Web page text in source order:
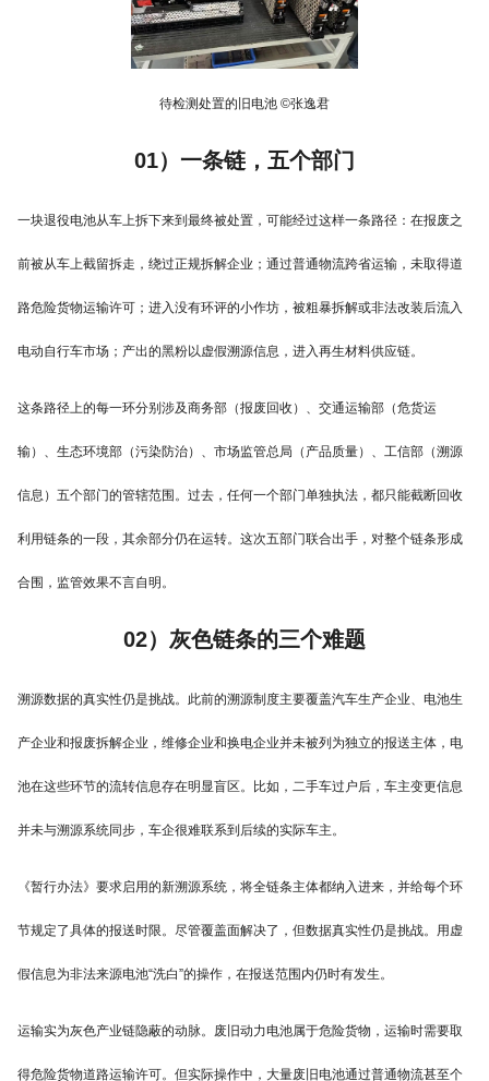
待检测处置的旧电池 ©️张逸君
01）一条链，五个部门
一块退役电池从车上拆下来到最终被处置，可能经过这样一条路径：在报废之
前被从车上截留拆走，绕过正规拆解企业；通过普通物流跨省运输，未取得道
路危险货物运输许可；进入没有环评的小作坊，被粗暴拆解或非法改装后流入
电动自行车市场；产出的黑粉以虚假溯源信息，进入再生材料供应链。
这条路径上的每一环分别涉及商务部（报废回收）、交通运输部（危货运
输）、生态环境部（污染防治）、市场监管总局（产品质量）、工信部（溯源
信息）五个部门的管辖范围。过去，任何一个部门单独执法，都只能截断回收
利用链条的一段，其余部分仍在运转。这次五部门联合出手，对整个链条形成
合围，监管效果不言自明。
02）灰色链条的三个难题
溯源数据的真实性仍是挑战。此前的溯源制度主要覆盖汽车生产企业、电池生
产企业和报废拆解企业，维修企业和换电企业并未被列为独立的报送主体，电
池在这些环节的流转信息存在明显盲区。比如，二手车过户后，车主变更信息
并未与溯源系统同步，车企很难联系到后续的实际车主。
《暂行办法》要求启用的新溯源系统，将全链条主体都纳入进来，并给每个环
节规定了具体的报送时限。尽管覆盖面解决了，但数据真实性仍是挑战。用虚
假信息为非法来源电池“洗白”的操作，在报送范围内仍时有发生。
运输实为灰色产业链隐蔽的动脉。废旧动力电池属于危险货物，运输时需要取
得危险货物道路运输许可。但实际操作中，大量废旧电池通过普通物流甚至个